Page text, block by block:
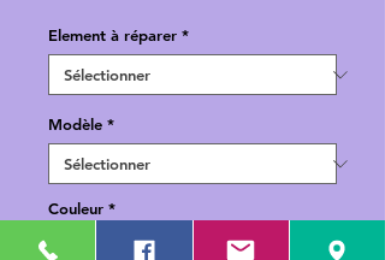
Element à réparer *
Modèle *
Couleur *